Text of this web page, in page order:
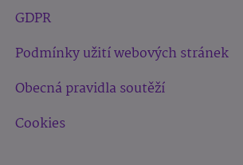
GDPR
Podmínky užití webových stránek
Obecná pravidla soutěží
Cookies